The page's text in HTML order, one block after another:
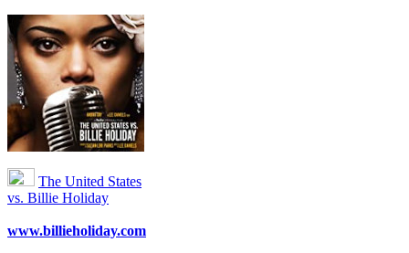
The United States
vs. Billie Holiday
www.billieholiday.com